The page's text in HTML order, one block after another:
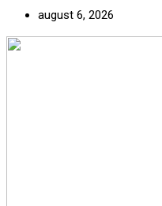
august 6, 2026